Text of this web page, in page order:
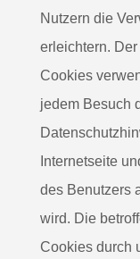
Nutzern die
erleichtern.
Cookies
jedem Besuch
Internetseite
des Benutzers
wird. Die
Cookies durch